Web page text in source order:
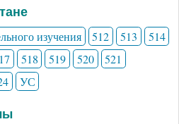
изучения 512 513
514
518 519 520
521
УС